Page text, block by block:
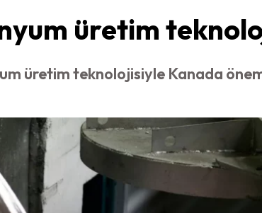
üretim
üretim teknolojisiyle Kanada